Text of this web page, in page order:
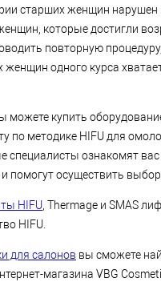
старших женщин нарушен
которые достигли
повторную
женщин одного курса
можете купить
по методике HIFU для
специалисты ознакомят
помогут осуществить выбор.
HIFU , Thermage и SMAS
HIFU.
для салонов вы сможете
магазина VBG